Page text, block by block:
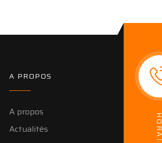
A PROPOS
A propos
Actualités